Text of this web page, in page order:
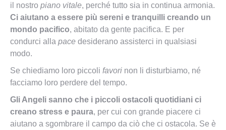
il nostro piano vitale, perché tutto sia in continua armonia.
Ci aiutano a essere più sereni e tranquilli creando un
mondo pacifico, abitato da gente pacifica. E per
condurci alla pace desiderano assisterci in qualsiasi
modo.
Se chiediamo loro piccoli favori non li disturbiamo, né
facciamo loro perdere del tempo.
Gli Angeli sanno che i piccoli ostacoli quotidiani ci
creano stress e paura, per cui con grande piacere ci
aiutano a sgombrare il campo da ciò che ci ostacola. Se è